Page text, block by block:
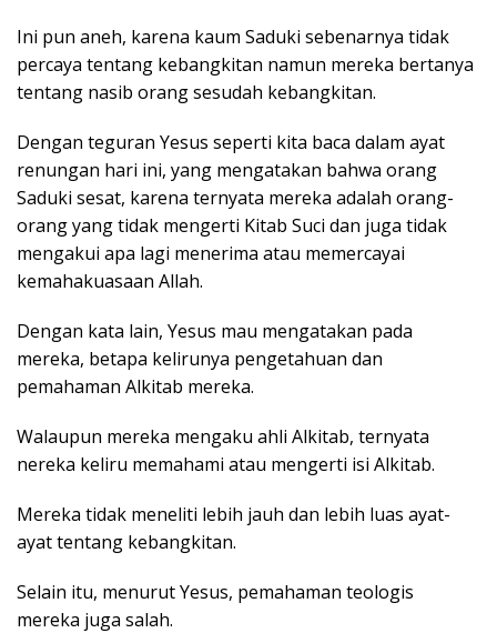
Ini pun aneh, karena kaum Saduki sebenarnya tidak
percaya tentang kebangkitan namun mereka bertanya
tentang nasib orang sesudah kebangkitan.
Dengan teguran Yesus seperti kita baca dalam ayat
renungan hari ini, yang mengatakan bahwa orang
Saduki sesat, karena ternyata mereka adalah orang-
orang yang tidak mengerti Kitab Suci dan juga tidak
mengakui apa lagi menerima atau memercayai
kemahakuasaan Allah.
Dengan kata lain, Yesus mau mengatakan pada
mereka, betapa kelirunya pengetahuan dan
pemahaman Alkitab mereka.
Walaupun mereka mengaku ahli Alkitab, ternyata
nereka keliru memahami atau mengerti isi Alkitab.
Mereka tidak meneliti lebih jauh dan lebih luas ayat-
ayat tentang kebangkitan.
Selain itu, menurut Yesus, pemahaman teologis
mereka juga salah.